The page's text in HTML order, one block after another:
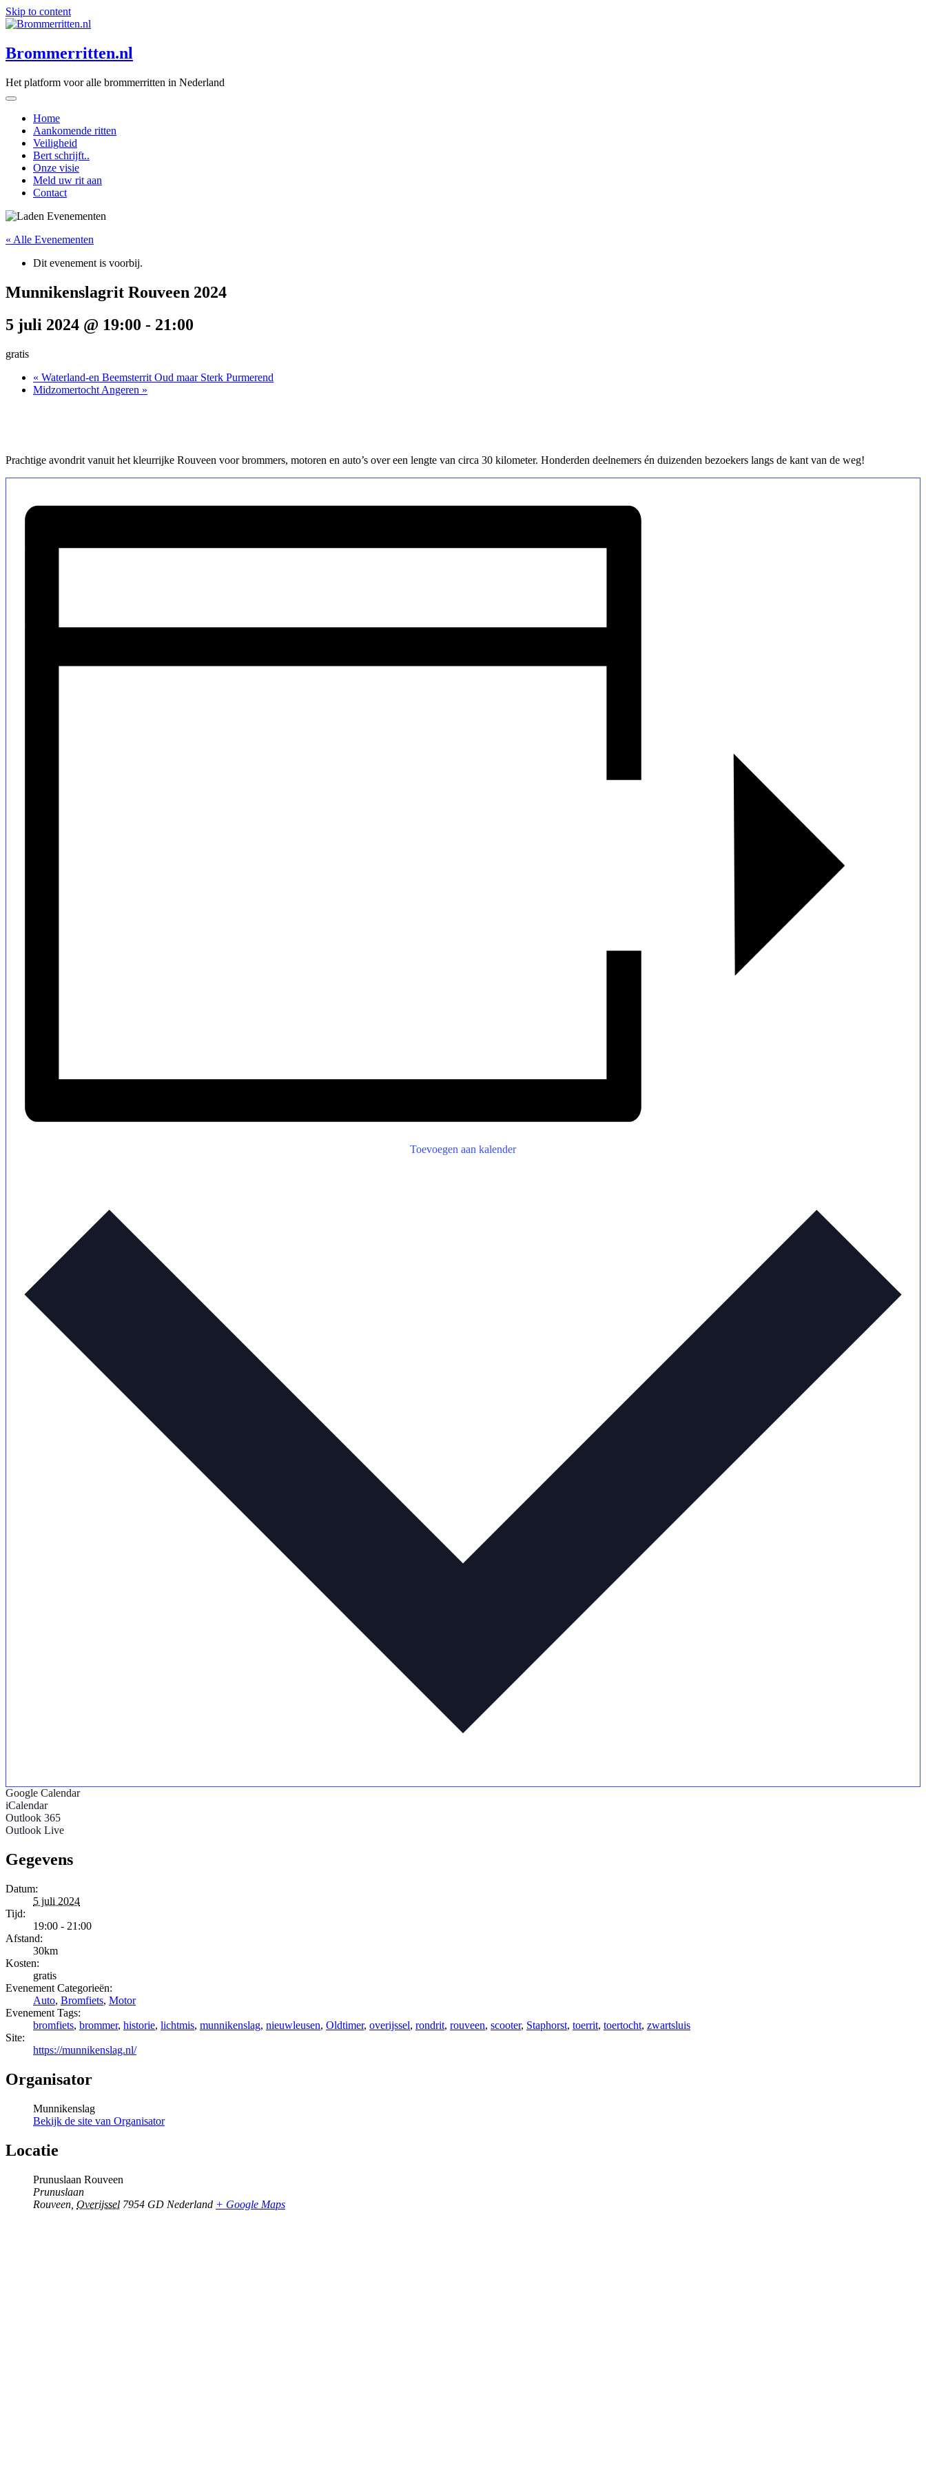
Skip to content
Brommerritten.nl
Het platform voor alle brommerritten in Nederland
Home
Aankomende ritten
Veiligheid
Bert schrijft..
Onze visie
Meld uw rit aan
Contact
« Alle Evenementen
Dit evenement is voorbij.
Munnikenslagrit Rouveen 2024
5 juli 2024 @ 19:00 - 21:00
gratis
« Waterland-en Beemsterrit Oud maar Sterk Purmerend
Midzomertocht Angeren »
Prachtige avondrit vanuit het kleurrijke Rouveen voor brommers, motoren en auto’s over een lengte van circa 30 kilometer. Honderden deelnemers én duizenden bezoekers langs de kant van de weg!
Toevoegen aan kalender
Google Calendar
iCalendar
Outlook 365
Outlook Live
Gegevens
Datum:
5 juli 2024
Tijd:
19:00 - 21:00
Afstand:
30km
Kosten:
gratis
Evenement Categorieën:
Auto, Bromfiets, Motor
Evenement Tags:
bromfiets, brommer, historie, lichtmis, munnikenslag, nieuwleusen, Oldtimer, overijssel, rondrit, rouveen, scooter, Staphorst, toerrit, toertocht, zwartsluis
Site:
https://munnikenslag.nl/
Organisator
Munnikenslag
Bekijk de site van Organisator
Locatie
Prunuslaan Rouveen
Prunuslaan
Rouveen Overijssel 7954 GD Nederland + Google Maps